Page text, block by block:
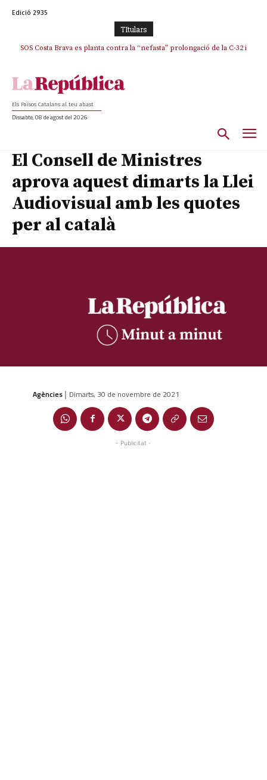
Edició 2935
TItulars
SOS Costa Brava es planta contra la “nefasta” prolongació de la C-32 i
Els Països Catalans al teu abast
Dissabte, 08 de agost del 2026
El Consell de Ministres
aprova aquest dimarts la Llei
Audiovisual amb les quotes
per al català
Agències | Dimarts, 30 de novembre de 2021
- Publicitat -